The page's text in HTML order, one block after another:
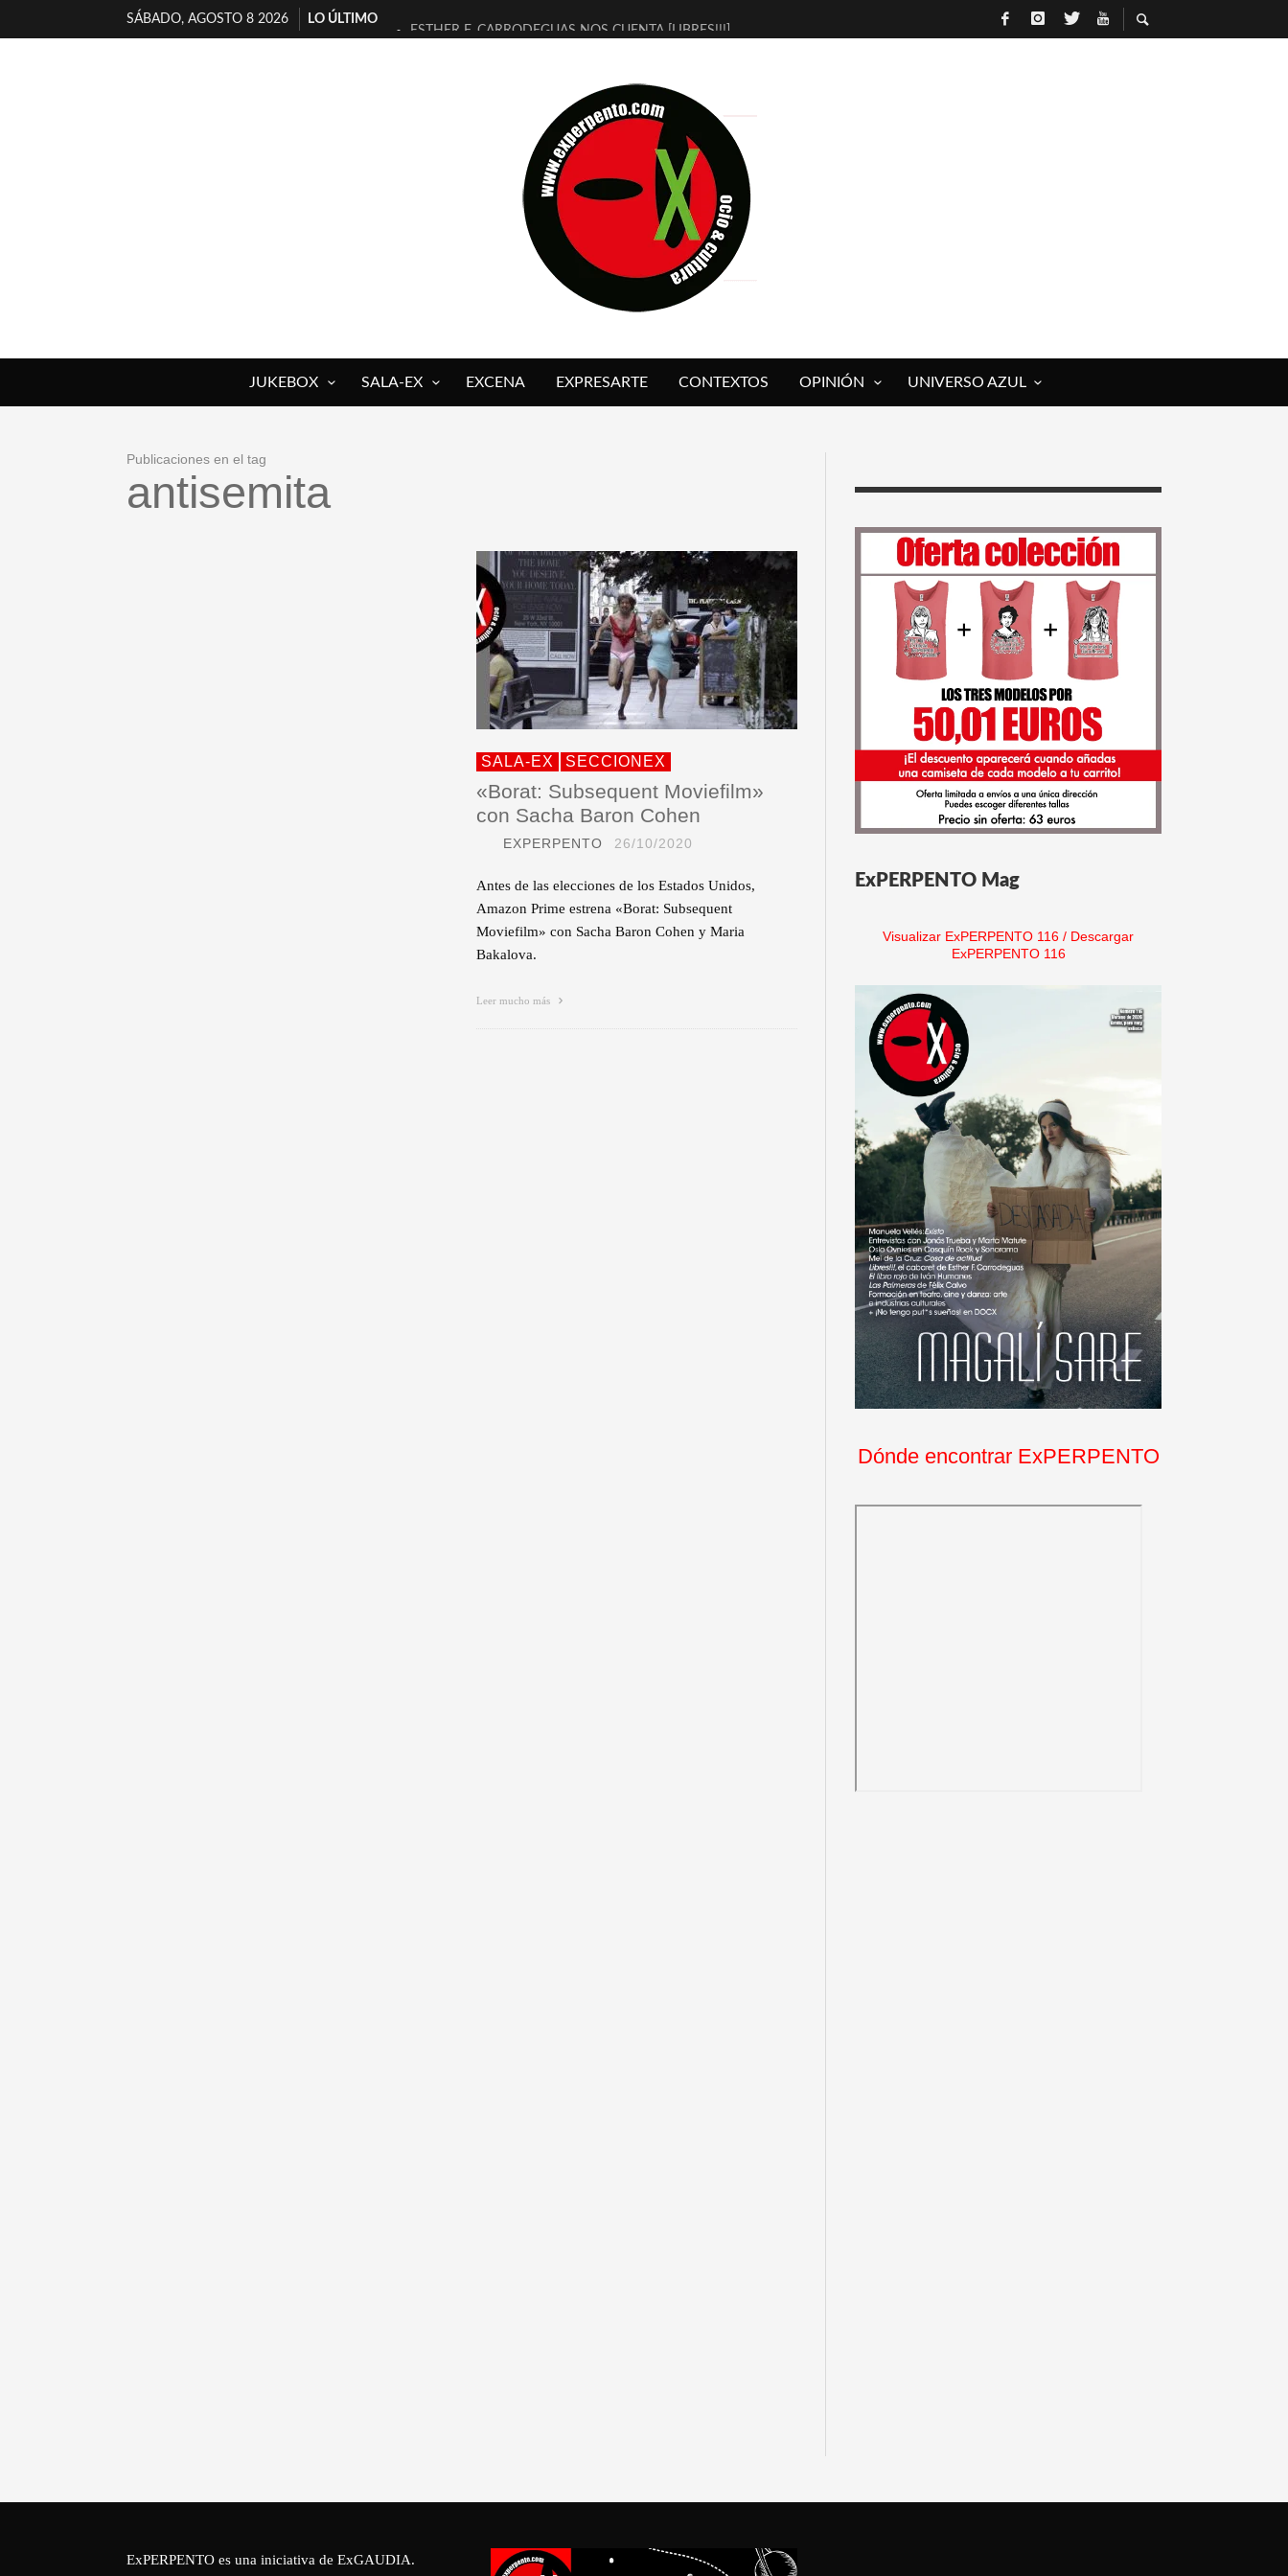
SÁBADO, AGOSTO 8 2026
LO ÚLTIMO
ESTHER F. CARRODEGUAS NOS CUENTA [LIBRES!!!]
[ELECTRA JONDA] DE JUAN GUERRERO ZAMORA
TIMBRE 4, LA ESCUELA DEL DIRECTOR TEATRAL CLAUDIO TOLCACHIR
30 AÑOS (NO ES NADA) DE LA KATARSIS DEL TOMATAZO
MILITARES JUDÍAS EN #EXVITA
D’BALDOMEROS REINVENTAN [BITÁCORA 3.0] EN EXVITA
MARSHALL FLASH PRESENTA EN EXVITA [RELATIVA SENCILLEZ]
JOFRE BARDAGÍ EN EXVITA INTERPRETANDO A SERRAT
JUKEBOX SALA-EX EXCENA EXPRESARTE CONTEXTOS OPINIÓN UNIVERSO AZUL
Publicaciones en el tag
antisemita
SALA-EX SECCIONEX
«Borat: Subsequent Moviefilm»
con Sacha Baron Cohen
EXPERPENTO 26/10/2020
Antes de las elecciones de los Estados Unidos,
Amazon Prime estrena «Borat: Subsequent
Moviefilm» con Sacha Baron Cohen y Maria
Bakalova.
Leer mucho más
ExPERPENTO Mag
Visualizar ExPERPENTO 116 / Descargar
ExPERPENTO 116
Dónde encontrar ExPERPENTO
ExPERPENTO es una iniciativa de ExGAUDIA.